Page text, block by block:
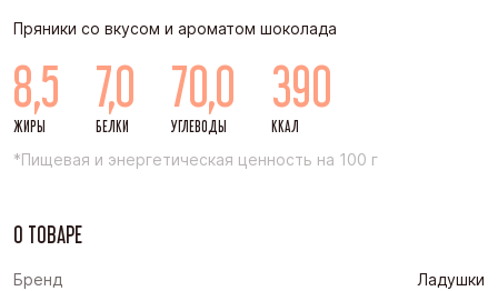
Пряники со вкусом и ароматом шоколада
8,5
ЖИРЫ
7,0
БЕЛКИ
70,0
УГЛЕВОДЫ
390
ККАЛ
*Пищевая и энергетическая ценность на 100 г
О ТОВАРЕ
Бренд Ладушки